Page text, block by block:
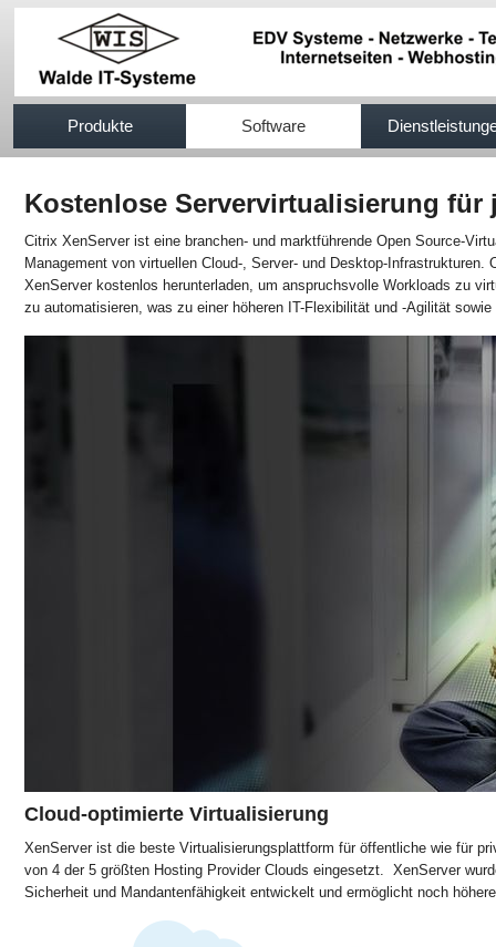
Produkte Software
Kostenlose Servervirtualisierung für
Citrix XenServer ist eine branchen- und marktführende Open Source-
Management von virtuellen Cloud-, Server- und Desktop-Infrastrukturen.
XenServer kostenlos herunterladen, um anspruchsvolle Workloads zu
zu automatisieren, was zu einer höheren IT-Flexibilität und -Agilität
Cloud-optimierte Virtualisierung
XenServer ist die beste Virtualisierungsplattform für öffentliche wie für
von 4 der 5 größten Hosting Provider Clouds eingesetzt. XenServer
Sicherheit und Mandantenfähigkeit entwickelt und ermöglicht noch